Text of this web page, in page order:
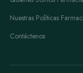
pelo. Es un
Nuestras Políticas
Contáctenos